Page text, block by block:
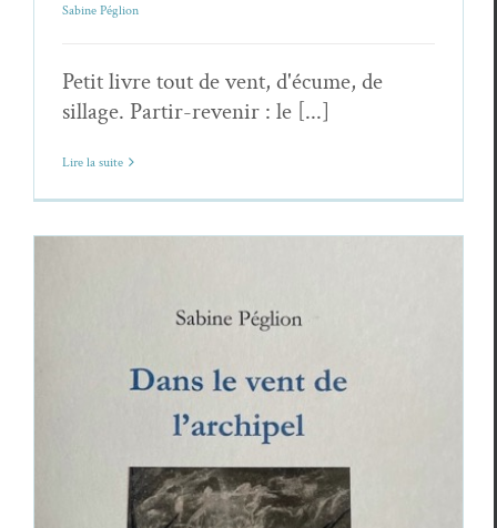
Sabine Péglion
Petit livre tout de vent, d'écume, de
sillage. Partir-revenir : le [...]
Lire la suite